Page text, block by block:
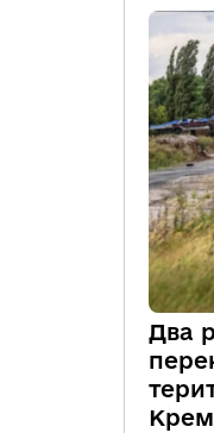
Два